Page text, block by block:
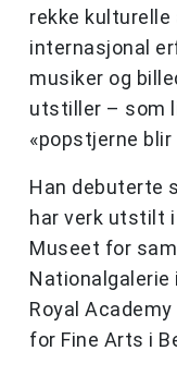
rekke kulturelle
internasjonal
musiker og
utstiller – som
«popstjerne
Han debuterte
har verk utstilt
Museet for
Nationalgalerie
Royal
for Fine Arts i